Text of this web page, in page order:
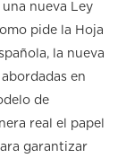
nueva Ley
pide la Hoja
la nueva
en
de
real el papel
garantizar